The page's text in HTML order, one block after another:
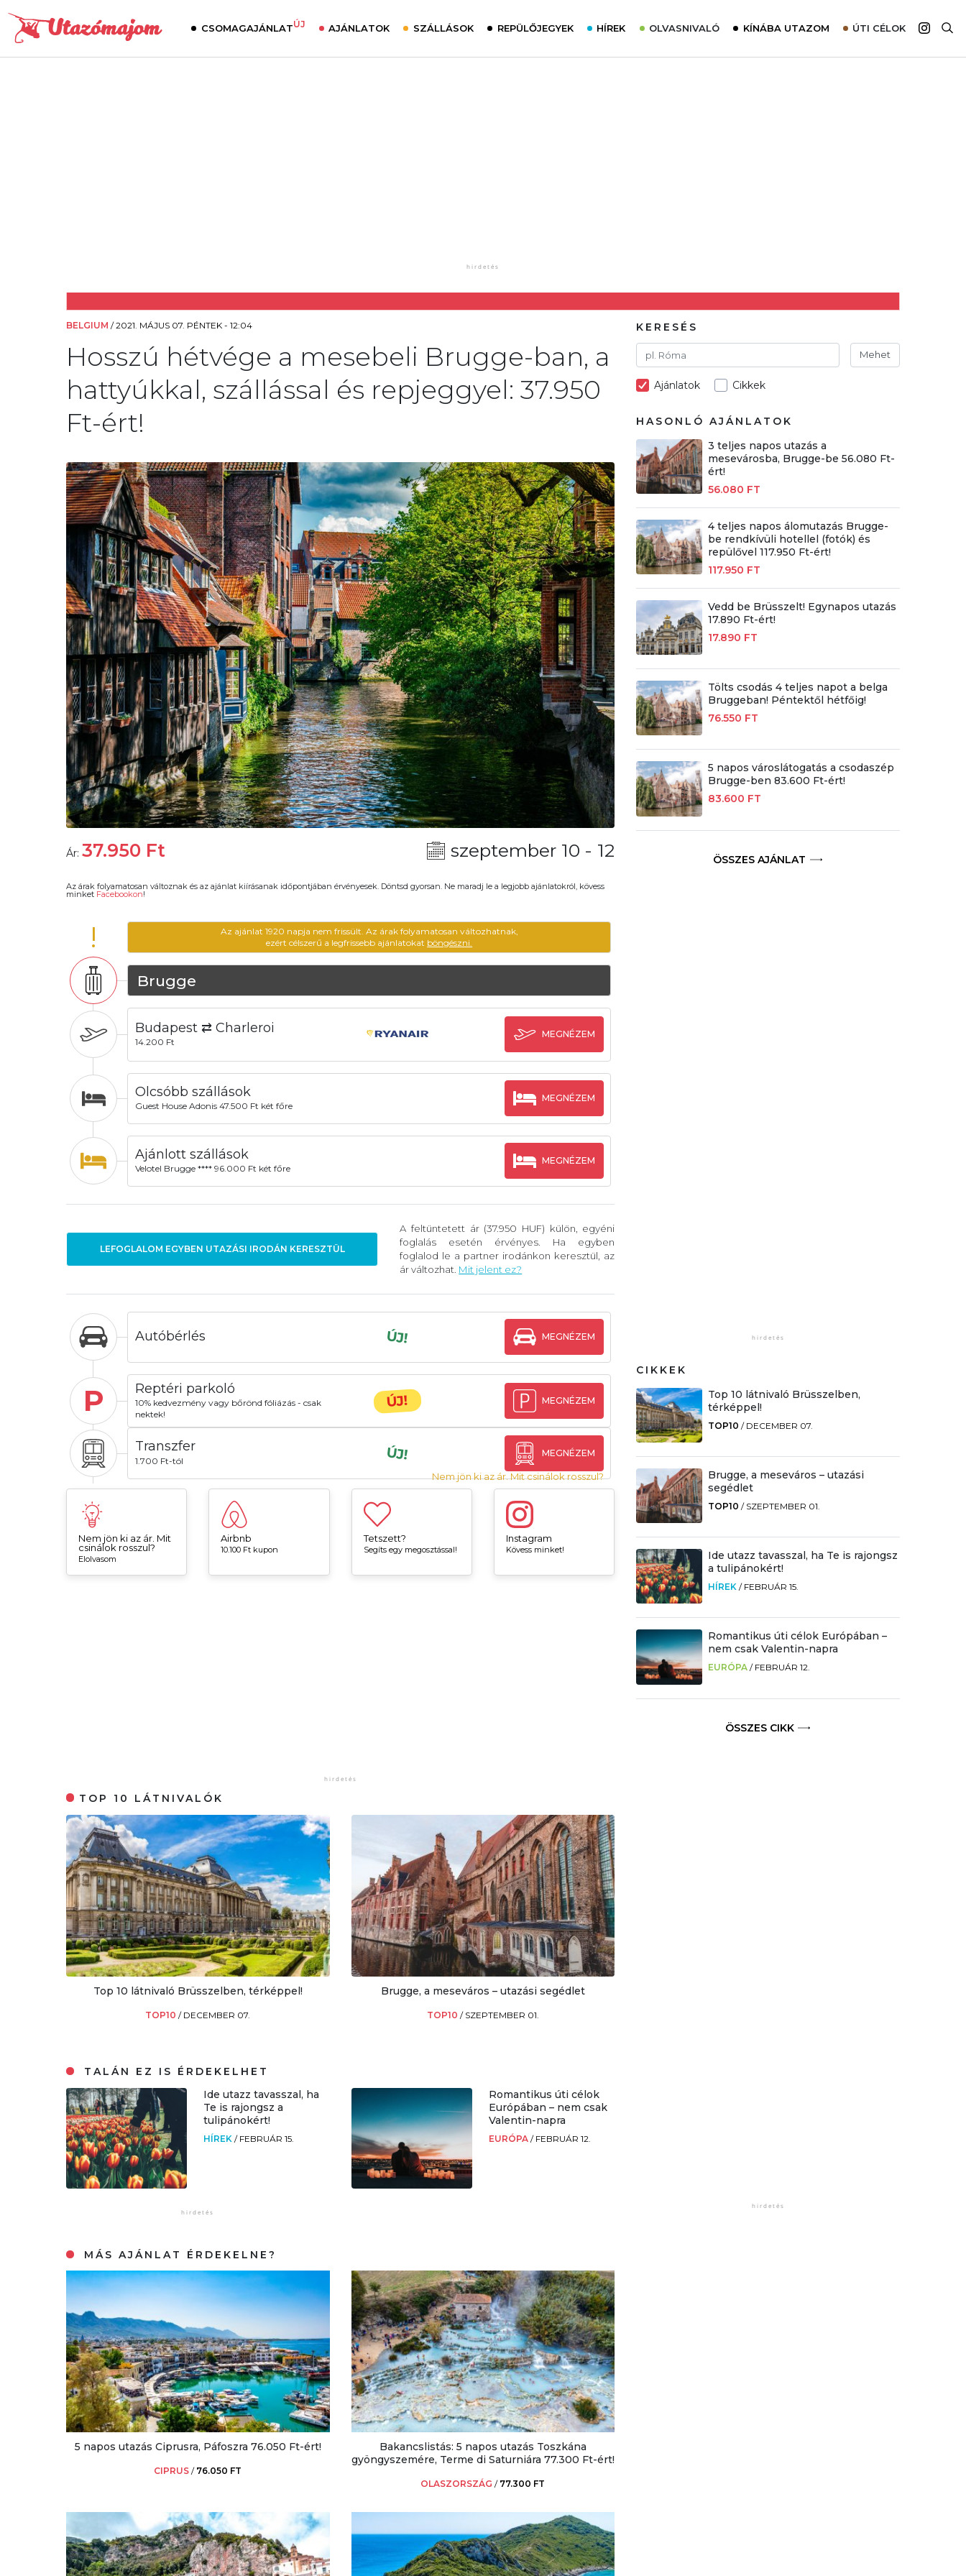
CSOMAGAJÁNLATÚJ AJÁNLATOK SZÁLLÁSOK REPÜLŐJEGYEK HÍREK OLVASNIVALÓ KÍNÁBA UTAZOM ÚTI CÉLOK
BELGIUM /2021. MÁJUS 07. PÉNTEK - 12:04
Hosszú hétvége a mesebeli Brugge-ban, a
hattyúkkal, szállással és repjeggyel: 37.950
Ft-ért!
Ár: 37.950 Ft szeptember 10 - 12
Az árak folyamatosan változnak és az ajánlat kiírásanak időpontjában érvényesek. Döntsd gyorsan. Ne maradj le a legjobb ajánlatokról, kövess
minket Facebookon!
!
Az ajánlat 1920 napja nem frissült. Az árak folyamatosan változhatnak,
ezért célszerű a legfrissebb ajánlatokat böngészni.
Brugge
Budapest ⇄ Charleroi
14.200 Ft
MEGNÉZEM
Olcsóbb szállások
Guest House Adonis 47.500 Ft két főre
MEGNÉZEM
Ajánlott szállások
Velotel Brugge **** 96.000 Ft két főre
MEGNÉZEM
LEFOGLALOM EGYBEN UTAZÁSI IRODÁN KERESZTÜL
A feltüntetett ár (37.950 HUF) külön, egyéni
foglalás esetén érvényes. Ha egyben
foglalod le a partner irodánkon keresztül, az
ár változhat. Mit jelent ez?
Autóbérlés ÚJ! MEGNÉZEM
P Reptéri parkoló
10% kedvezmény vagy bőrönd fóliázás - csak
nektek!
ÚJ! MEGNÉZEM
Transzfer
1.700 Ft-tól ÚJ! MEGNÉZEM
Nem jön ki az ár. Mit csinálok rosszul?
Nem jön ki az ár. Mit
csinálok rosszul?
Elolvasom
Airbnb
10.100 Ft kupon
Tetszett?
Segíts egy megosztással!
Instagram
Kövess minket!
TOP 10 LÁTNIVALÓK
Top 10 látnivaló Brüsszelben, térképpel!
TOP10/ DECEMBER 07.
Brugge, a meseváros – utazási segédlet
TOP10 / SZEPTEMBER 01.
TALÁN EZ IS ÉRDEKELHET
Ide utazz tavasszal, ha
Te is rajongsz a
tulipánokért!
HÍREK/ FEBRUÁR 15.
Romantikus úti célok
Európában – nem csak
Valentin-napra
EURÓPA / FEBRUÁR 12.
MÁS AJÁNLAT ÉRDEKELNE?
5 napos utazás Ciprusra, Páfoszra 76.050 Ft-ért!
CIPRUS / 76.050 FT
Bakancslistás: 5 napos utazás Toszkána
gyöngyszemére, Terme di Saturniára 77.300 Ft-ért!
OLASZORSZÁG / 77.300 FT
KERESÉS
Mehet
Ajánlatok Cikkek
HASONLÓ AJÁNLATOK
3 teljes napos utazás a
mesevárosba, Brugge-be 56.080 Ft-
ért!
56.080 FT
4 teljes napos álomutazás Brugge-
be rendkívüli hotellel (fotók) és
repülővel 117.950 Ft-ért!
117.950 FT
Vedd be Brüsszelt! Egynapos utazás
17.890 Ft-ért!
17.890 FT
Tölts csodás 4 teljes napot a belga
Bruggeban! Péntektől hétfőig!
76.550 FT
5 napos városlátogatás a csodaszép
Brugge-ben 83.600 Ft-ért!
83.600 FT
ÖSSZES AJÁNLAT
CIKKEK
Top 10 látnivaló Brüsszelben,
térképpel!
TOP10 / DECEMBER 07.
Brugge, a meseváros – utazási
segédlet
TOP10 / SZEPTEMBER 01.
Ide utazz tavasszal, ha Te is rajongsz
a tulipánokért!
HÍREK / FEBRUÁR 15.
Romantikus úti célok Európában –
nem csak Valentin-napra
EURÓPA / FEBRUÁR 12.
ÖSSZES CIKK